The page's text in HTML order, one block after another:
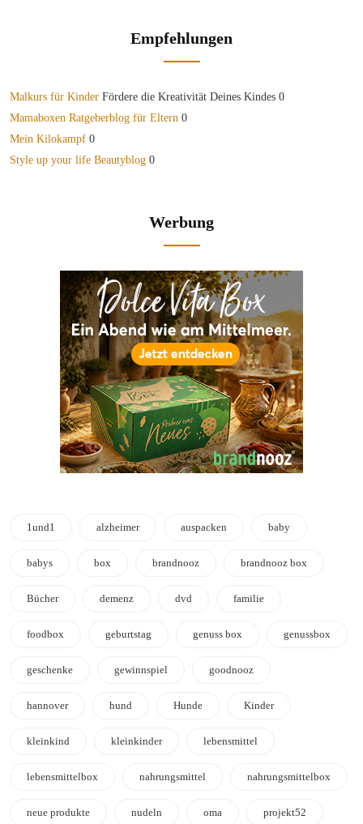
Empfehlungen
Malkurs für Kinder Fördere die Kreativität Deines Kindes 0
Mamaboxen Ratgeberblog für Eltern 0
Mein Kilokampf 0
Style up your life Beautyblog 0
Werbung
1und1 alzheimer auspacken baby
babys box brandnooz brandnooz box
Bücher demenz dvd familie
foodbox geburtstag genuss box genussbox
geschenke gewinnspiel goodnooz
hannover hund Hunde Kinder
kleinkind kleinkinder lebensmittel
lebensmittelbox nahrungsmittel nahrungsmittelbox
neue produkte nudeln oma projekt52